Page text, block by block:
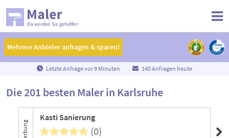
Mehrere Anbieter anfragen & sparen!
Mehrere Anbieter anfragen & sparen!
Letzte Anfrage vor9 Minuten 140 Anfragen heute
Die 201 besten Maler in Karlsruhe
Werbung
Kasti Sanierung
(0)